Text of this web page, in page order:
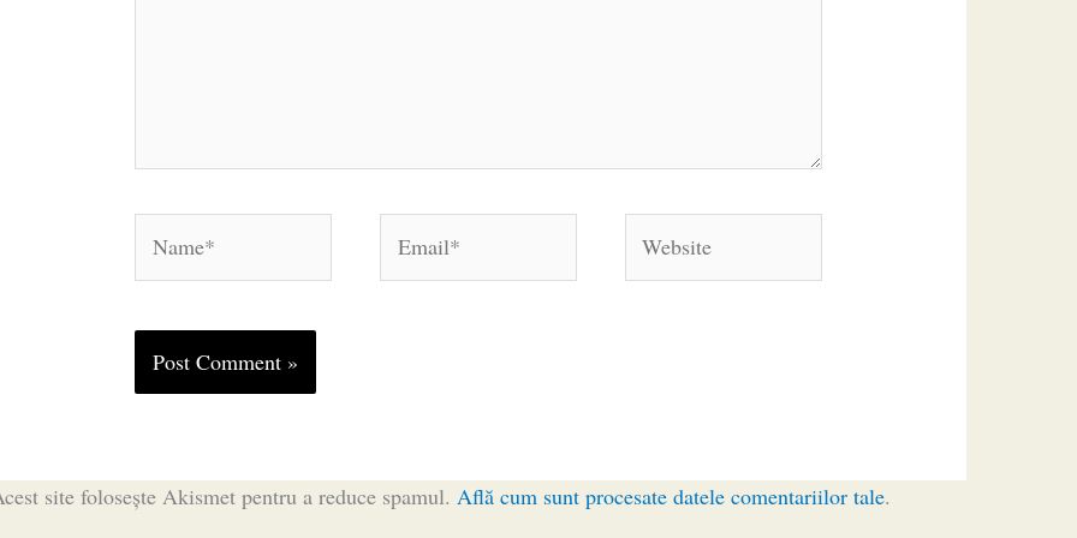
site folosește Akismet pentru a reduce spamul. Află cum sunt procesate datele comentariilor tale.